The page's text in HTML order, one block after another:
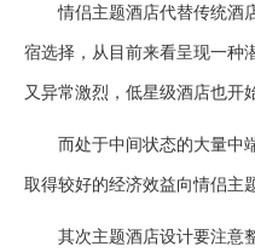
情侣主题酒店代替传统酒
宿选择，从目前来看呈现一种
又异常激烈，低星级酒店也开
而处于中间状态的大量中
取得较好的经济效益向情侣主
其次主题酒店设计要注意